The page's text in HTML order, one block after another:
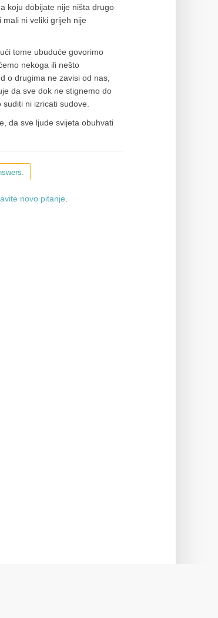
koju dobijate nije ništa drugo
ni veliki grijeh nije
tome ubuduće govorimo
nekoga ili nešto
o drugima ne zavisi od nas,
da sve dok ne stignemo do
ni izricati sudove.
da sve ljude svijeta obuhvati
novo pitanje.